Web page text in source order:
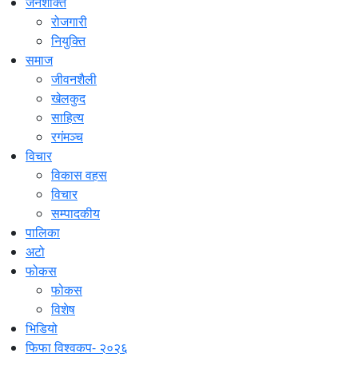
रोजगारी
नियुक्ति
समाज
जीवनशैली
खेलकुद
साहित्य
रगंमञ्च
विचार
विकास वहस
विचार
सम्पादकीय
पालिका
अटो
फोकस
फोकस
विशेष
भिडियो
फिफा विश्वकप- २०२६